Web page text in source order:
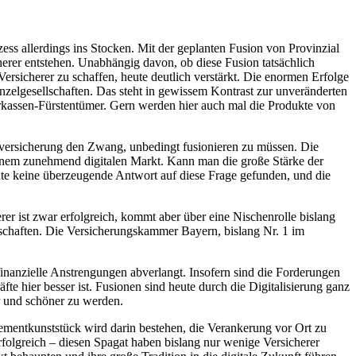
allerdings ins Stocken. Mit der geplanten Fusion von Provinzial
entstehen. Unabhängig davon, ob diese Fusion tatsächlich
zu schaffen, heute deutlich verstärkt. Die enormen Erfolge
Das steht in gewissem Kontrast zur unveränderten
Fürstentümer. Gern werden hier auch mal die Produkte von
den Zwang, unbedingt fusionieren zu müssen. Die
zunehmend digitalen Markt. Kann man die große Stärke der
keine überzeugende Antwort auf diese Frage gefunden, und die
ist zwar erfolgreich, kommt aber über eine Nischenrolle bislang
Die Versicherungskammer Bayern, bislang Nr. 1 im
Anstrengungen abverlangt. Insofern sind die Forderungen
hier besser ist. Fusionen sind heute durch die Digitalisierung ganz
schöner zu werden.
wird darin bestehen, die Verankerung vor Ort zu
– diesen Spagat haben bislang nur wenige Versicherer